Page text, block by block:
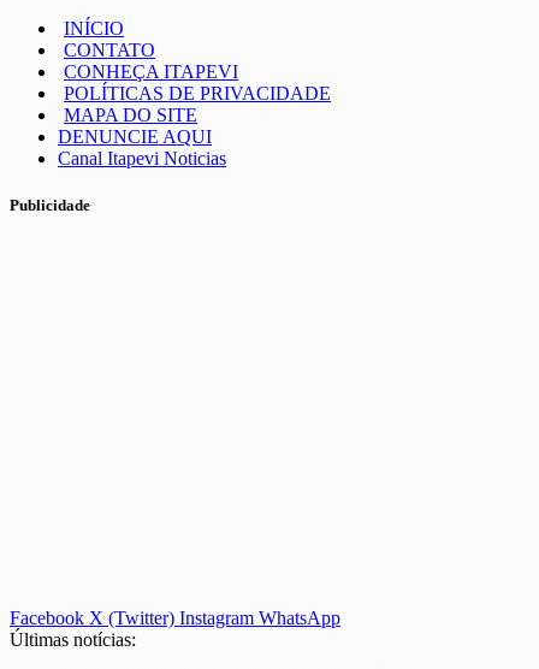
INÍCIO
CONTATO
CONHEÇA ITAPEVI
POLÍTICAS DE PRIVACIDADE
MAPA DO SITE
DENUNCIE AQUI
Canal Itapevi Noticias
Publicidade
Facebook X (Twitter) Instagram WhatsApp
Últimas notícias: